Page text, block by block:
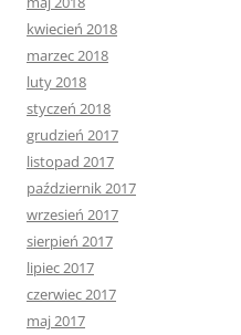
kwiecień 2018
marzec 2018
luty 2018
styczeń 2018
grudzień 2017
listopad 2017
październik 2017
wrzesień 2017
sierpień 2017
lipiec 2017
czerwiec 2017
maj 2017